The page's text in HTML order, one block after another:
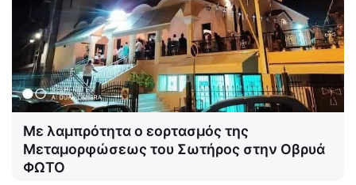
Με λαμπρότητα ο εορτασμός της
Μεταμορφώσεως του Σωτήρος στην Οβρυά
ΦΩΤΟ